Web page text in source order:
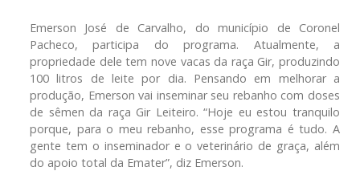
Emerson José de Carvalho, do município de Coronel
Pacheco, participa do programa. Atualmente, a
propriedade dele tem nove vacas da raça Gir, produzindo
100 litros de leite por dia. Pensando em melhorar a
produção, Emerson vai inseminar seu rebanho com doses
de sêmen da raça Gir Leiteiro. “Hoje eu estou tranquilo
porque, para o meu rebanho, esse programa é tudo. A
gente tem o inseminador e o veterinário de graça, além
do apoio total da Emater”, diz Emerson.